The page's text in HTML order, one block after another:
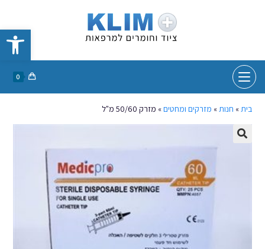
פתח סרגל נגישות
0
בית» חנות» מזרקים ומחטים» מזרק 50/60 מ"ל